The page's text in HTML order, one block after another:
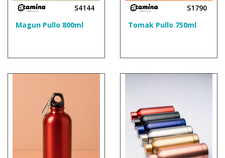
S4144
Magun Pullo 800ml
S1790
Tomak Pullo 750ml